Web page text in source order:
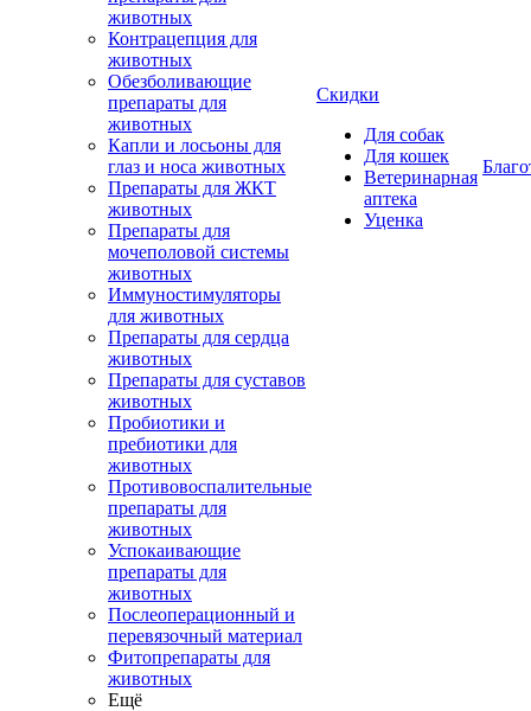
животных
Контрацепция для
животных
Обезболивающие
препараты для
животных
Капли и лосьоны для
глаз и носа животных
Препараты для ЖКТ
животных
Препараты для
мочеполовой системы
животных
Иммуностимуляторы
для животных
Препараты для сердца
животных
Препараты для суставов
животных
Пробиотики и
пребиотики для
животных
Противовоспалительные
препараты для
животных
Успокаивающие
препараты для
животных
Послеоперационный и
перевязочный материал
Фитопрепараты для
животных
Ещё
Скидки
Для собак
Для кошек
Ветеринарная
аптека
Уценка